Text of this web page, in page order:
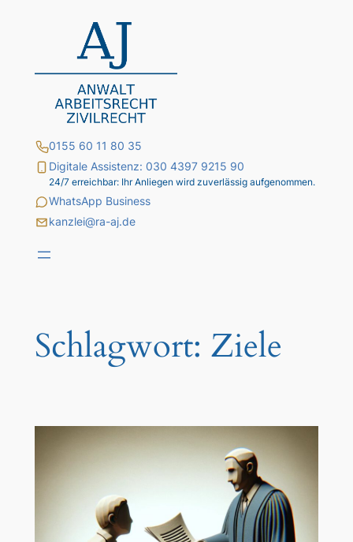
0155 60 11 80 35
Digitale Assistenz: 030 4397 9215 90
24/7 erreichbar: Ihr Anliegen wird zuverlässig aufgenommen.
WhatsApp Business
kanzlei@ra-aj.de
Schlagwort: Ziele